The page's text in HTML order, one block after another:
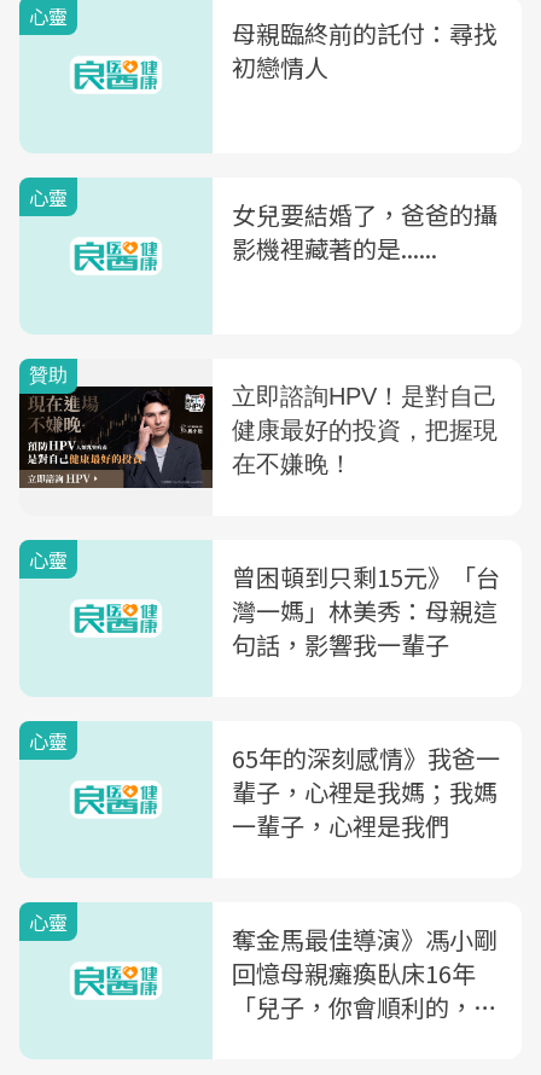
心靈
母親臨終前的託付：尋找
初戀情人
心靈
女兒要結婚了，爸爸的攝
影機裡藏著的是......
心靈
曾困頓到只剩15元》「台
灣一媽」林美秀：母親這
句話，影響我一輩子
心靈
65年的深刻感情》我爸一
輩子，心裡是我媽；我媽
一輩子，心裡是我們
心靈
奪金馬最佳導演》馮小剛
回憶母親癱瘓臥床16年
「兒子，你會順利的，所